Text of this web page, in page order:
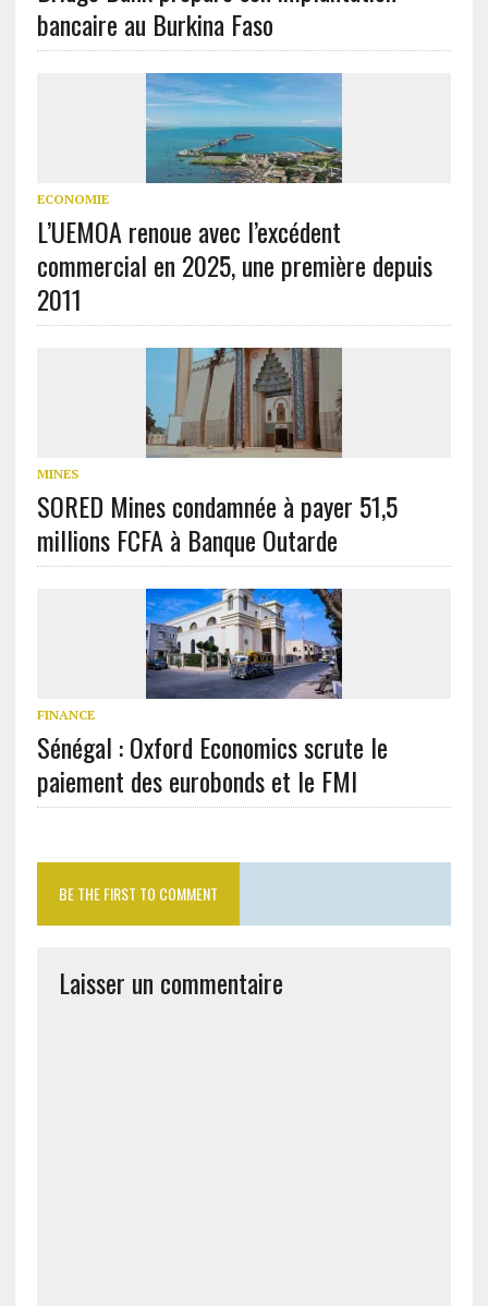
bancaire au Burkina Faso
ECONOMIE
L’UEMOA renoue avec l’excédent
commercial en 2025, une première depuis
2011
MINES
SORED Mines condamnée à payer 51,5
millions FCFA à Banque Outarde
FINANCE
Sénégal : Oxford Economics scrute le
paiement des eurobonds et le FMI
BE THE FIRST TO COMMENT
Laisser un commentaire